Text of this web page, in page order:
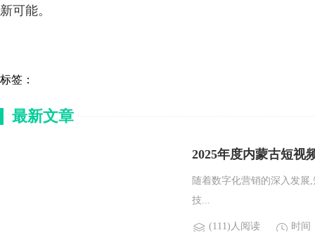
新可能。
标签：
最新文章
2025年度内蒙古短视
随着数字化营销的深入发
技...
(111)人阅读 时间